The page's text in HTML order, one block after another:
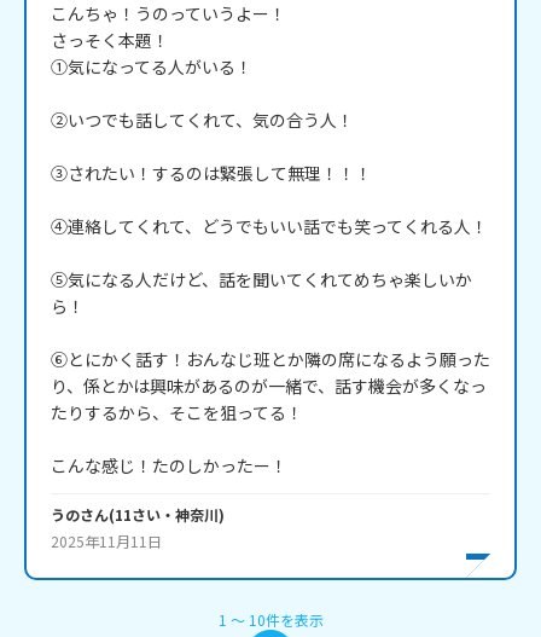
こんちゃ！うのっていうよー！
さっそく本題！
①気になってる人がいる！
②いつでも話してくれて、気の合う人！
③されたい！するのは緊張して無理！！！
④連絡してくれて、どうでもいい話でも笑ってくれる人！
⑤気になる人だけど、話を聞いてくれてめちゃ楽しいか
ら！
⑥とにかく話す！おんなじ班とか隣の席になるよう願った
り、係とかは興味があるのが一緒で、話す機会が多くなっ
たりするから、そこを狙ってる！
うのさん(11さい・ 神奈川)
2025年11月11日
1 〜 10件を表示